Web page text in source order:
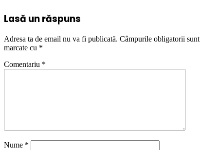
Lasă un răspuns
Adresa ta de email nu va fi publicată. Câmpurile obligatorii sunt
marcate cu *
Comentariu *
Nume *